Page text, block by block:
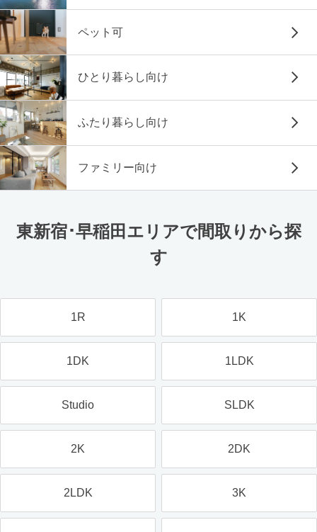
ペット可
ひとり暮らし向け
ふたり暮らし向け
ファミリー向け
東新宿･早稲田エリアで間取りから探
す
1R 1K
1DK 1LDK
Studio SLDK
2K 2DK
2LDK 3K